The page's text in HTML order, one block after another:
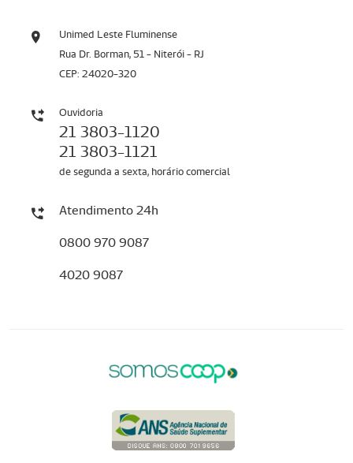
Unimed Leste Fluminense
Rua Dr. Borman, 51 - Niterói - RJ
CEP: 24020-320
Ouvidoria
21 3803-1120
21 3803-1121
de segunda a sexta, horário comercial
Atendimento 24h
0800 970 9087
4020 9087